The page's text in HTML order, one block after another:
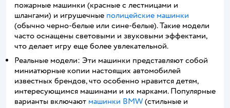
пожарные машинки (красные с лестницами и
шлангами) и игрушечные полицейские машинки
(обычно черно-белые или сине-белые). Такие модели
часто оснащены световыми и звуковыми эффектами,
что делает игру еще более увлекательной.
Реальные модели: Эти машинки представляют собой
миниатюрные копии настоящих автомобилей
известных брендов, что особенно нравится детям,
интересующимся машинами и их марками. Популярные
варианты включают машинки BMW (стильные и